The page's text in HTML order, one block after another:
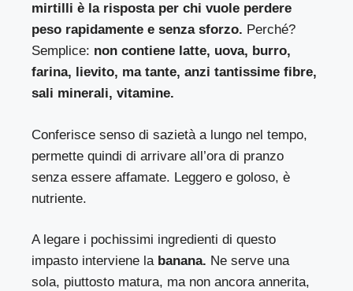
mirtilli è la risposta per chi vuole perdere
peso rapidamente e senza sforzo. Perché?
Semplice: non contiene latte, uova, burro,
farina, lievito, ma tante, anzi tantissime fibre,
sali minerali, vitamine.
Conferisce senso di sazietà a lungo nel tempo,
permette quindi di arrivare all’ora di pranzo
senza essere affamate. Leggero e goloso, è
nutriente.
A legare i pochissimi ingredienti di questo
impasto interviene la banana. Ne serve una
sola, piuttosto matura, ma non ancora annerita,